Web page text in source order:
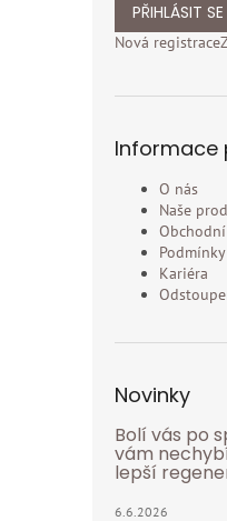
PŘIHLÁSIT SE
Nová registrace
Informace
O nás
Naše
Kariéra
Novinky
Bolí vás po
vám
lepší
6.6.2026